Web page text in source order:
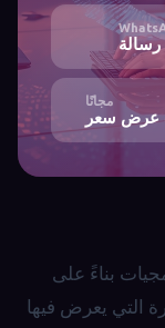
مجانًا
عرض سعر
بناءً على
التي يعرض فيها